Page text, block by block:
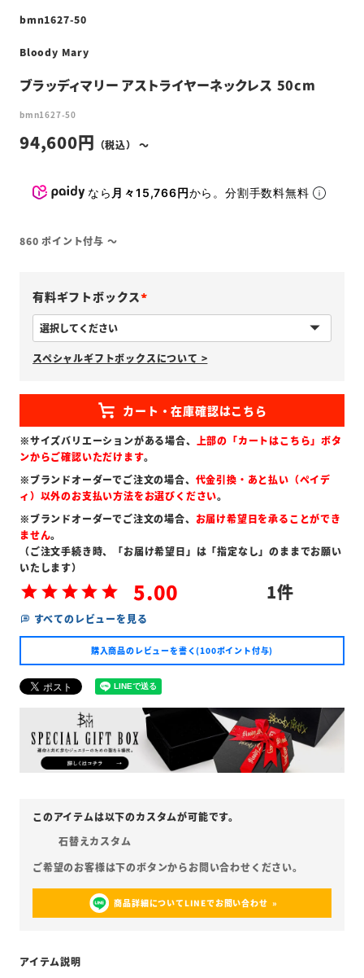
bmn1627-50
Bloody Mary
ブラッディマリー アストライヤーネックレス 50cm
bmn1627-50
94,600 〜
なら 月々15,766円から。分割手数料無料
860 ポイント付与 〜
有料ギフトボックス
必
須
)
スペシャルギフトボックスについて >
※サイズバリエーションがある場合、 上部の「カートはこちら」ボタ
ンからご確認いただけます。
※ブランドオーダーでご注文の場合、 代金引換・あと払い（ペイデ
ィ）以外のお支払い方法をお選びください。
※ブランドオーダーでご注文の場合、 お届け希望日を承ることができ
ません。
（ご注文手続き時、「お届け希望日」は「指定なし」のままでお願い
いたします）
5.00 1
すべてのレビューを見る
購入商品のレビューを書く(100ポイント付与)
石替えカスタム
商品詳細についてLINEでお問い合わせ